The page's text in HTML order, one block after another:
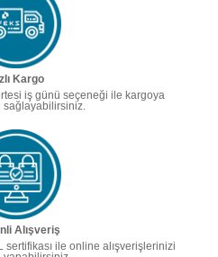
Kargo
iş günü seçeneği ile kargoya
sağlayabilirsiniz.
Alışveriş
ile online alışverişlerinizi